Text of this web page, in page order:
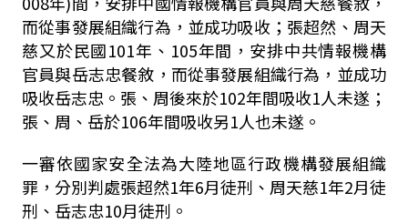
而從事發展組織行為，並成功吸收；張超然、周天
慈又於民國101年、105年間，安排中共情報機構
官員與岳志忠餐敘，而從事發展組織行為，並成功
吸收岳志忠。張、周後來於102年間吸收1人未遂；
張、周、岳於106年間吸收另1人也未遂。
一審依國家安全法為大陸地區行政機構發展組織
罪，分別判處張超然1年6月徒刑、周天慈1年2月徒
刑、岳志忠10月徒刑。